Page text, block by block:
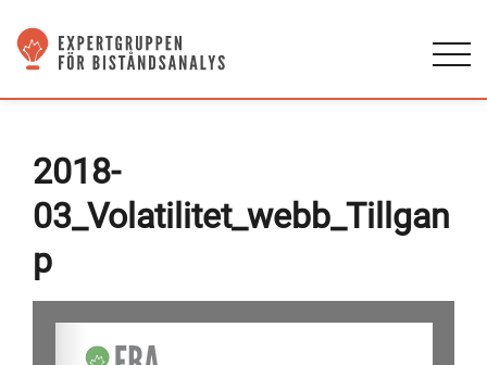
2018-
03_Volatilitet_webb_Tillgan
p